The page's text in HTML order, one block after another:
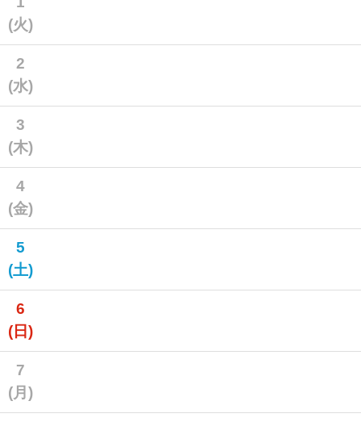
(火)
2
(水)
3
(木)
4
(金)
5
(土)
6
(日)
7
(月)